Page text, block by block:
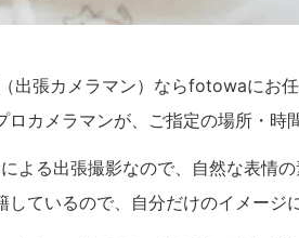
出張カメラマン）ならfotowaにお任
カメラマンが、ご指定の場所・時
よる出張撮影なので、自然な表情の
ているので、自分だけのイメージ